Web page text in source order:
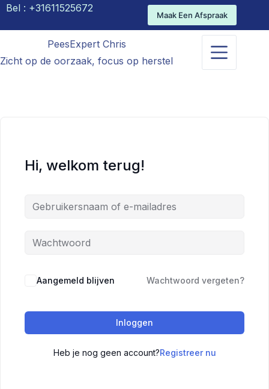
Bel : +31611525672
Maak Een Afspraak
PeesExpert Chris
Zicht op de oorzaak, focus op herstel
Hi, welkom terug!
Aangemeld blijven Wachtwoord vergeten?
Inloggen
Heb je nog geen account?Registreer nu